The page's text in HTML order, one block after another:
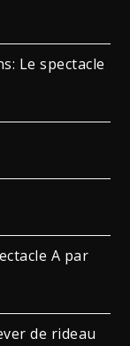
Le spectacle
A par
de rideau